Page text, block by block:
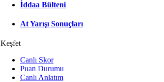
İddaa Bülteni
At Yarışı Sonuçları
Keşfet
Canlı Skor
Puan Durumu
Canlı Anlatım